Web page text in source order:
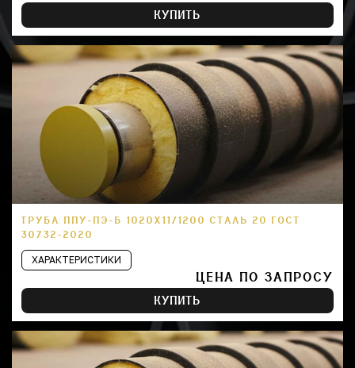
КУПИТЬ
ТРУБА ППУ-ПЭ-Б 1020Х11/1200 СТАЛЬ 20 ГОСТ
30732-2020
ХАРАКТЕРИСТИКИ
ЦЕНА ПО ЗАПРОСУ
КУПИТЬ